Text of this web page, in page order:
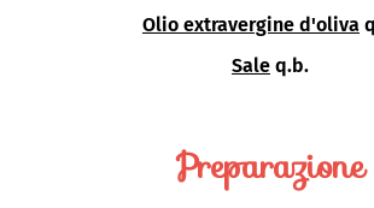
Olio extravergine d'oliva
Sale q.b.
Preparazione